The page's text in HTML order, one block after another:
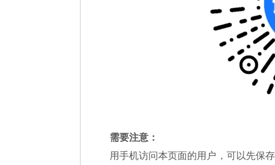
需要注意：
用手机访问本页面的用户，可以先保